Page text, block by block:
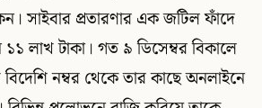
সাইবার প্রতারণার এক জটিল ফাঁদে
১১ লাখ টাকা। গত ৯ ডিসেম্বর বিকালে
নম্বর থেকে তার কাছে অনলাইনে